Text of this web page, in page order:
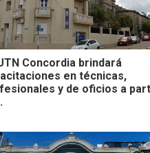
Concordia brindará
en técnicas,
y de oficios a